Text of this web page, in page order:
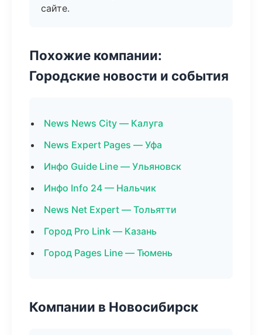
сайте.
Похожие компании:
Городские новости и события
News News City — Калуга
News Expert Pages — Уфа
Инфо Guide Line — Ульяновск
Инфо Info 24 — Нальчик
News Net Expert — Тольятти
Город Pro Link — Казань
Город Pages Line — Тюмень
Компании в Новосибирск